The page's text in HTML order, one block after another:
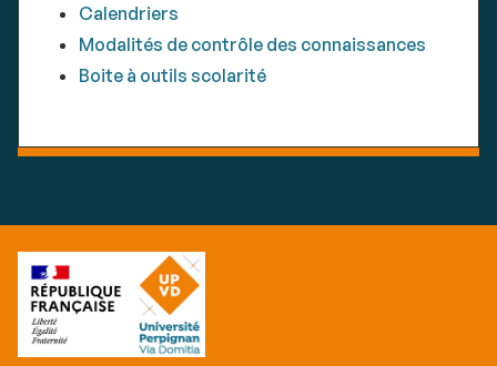
Calendriers
Modalités de contrôle des connaissances
Boite à outils scolarité